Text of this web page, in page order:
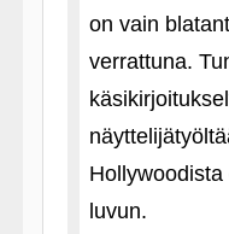
on vain
verrattuna.
luvun.